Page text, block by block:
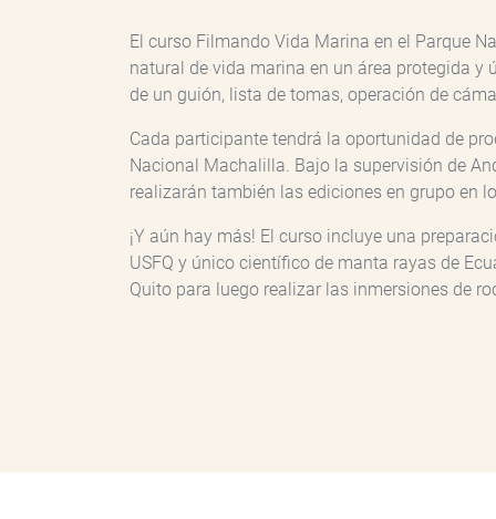
El curso Filmando Vida Marina en el Parque
natural de vida marina en un área protegida
de un guión, lista de tomas, operación de
Cada participante tendrá la oportunidad de
Nacional Machalilla. Bajo la supervisión de
realizarán también las ediciones en grupo en
¡Y aún hay más! El curso incluye una
USFQ y único científico de manta rayas de
Quito para luego realizar las inmersiones de